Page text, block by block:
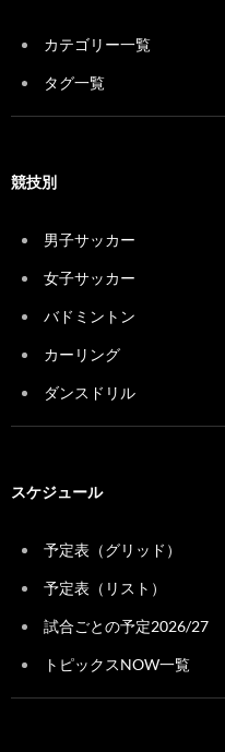
カテゴリー一覧
タグ一覧
競技別
男子サッカー
女子サッカー
バドミントン
カーリング
ダンスドリル
スケジュール
予定表（グリッド）
予定表（リスト）
試合ごとの予定2026/27
トピックスNOW一覧